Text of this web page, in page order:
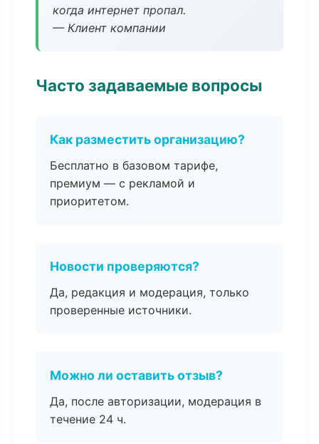
когда интернет пропал.
— Клиент компании
Часто задаваемые вопросы
Как разместить организацию?
Бесплатно в базовом тарифе,
премиум — с рекламой и
приоритетом.
Новости проверяются?
Да, редакция и модерация, только
проверенные источники.
Можно ли оставить отзыв?
Да, после авторизации, модерация в
течение 24 ч.